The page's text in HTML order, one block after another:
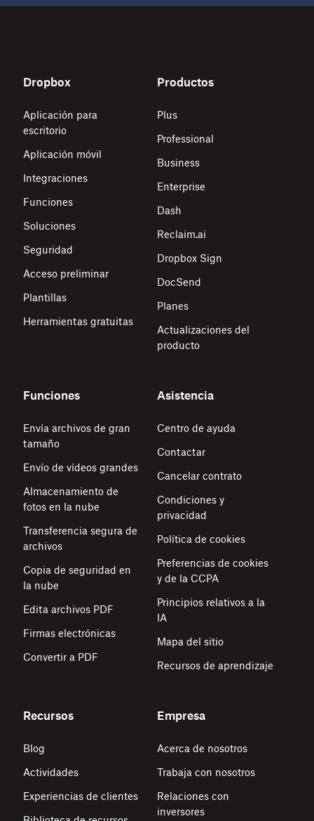
Dropbox
Aplicación para
escritorio
Aplicación móvil
Integraciones
Funciones
Soluciones
Seguridad
Acceso preliminar
Plantillas
Herramientas gratuitas
Productos
Plus
Professional
Business
Enterprise
Dash
Reclaim.ai
Dropbox Sign
DocSend
Planes
Actualizaciones del
producto
Funciones
Envía archivos de gran
tamaño
Envío de vídeos grandes
Almacenamiento de
fotos en la nube
Transferencia segura de
archivos
Copia de seguridad en
la nube
Edita archivos PDF
Firmas electrónicas
Convertir a PDF
Asistencia
Centro de ayuda
Contactar
Cancelar contrato
Condiciones y
privacidad
Política de cookies
Preferencias de cookies
y de la CCPA
Principios relativos a la
IA
Mapa del sitio
Recursos de aprendizaje
Recursos
Blog
Actividades
Experiencias de clientes
Empresa
Acerca de nosotros
Trabaja con nosotros
Relaciones con
inversores